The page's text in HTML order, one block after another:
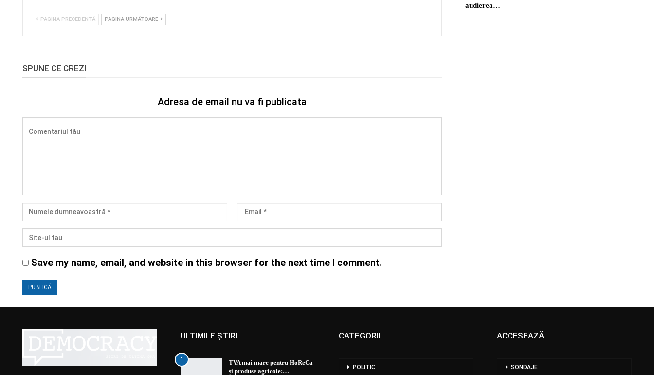
PAGINA PRECEDENTĂ PAGINA URMĂTOARE
SPUNE CE CREZI
Adresa de email nu va fi publicata
Save my name, email, and website in this browser for the next time I comment.
audierea…
ULTIMILE ȘTIRI
1
TVA mai mare pentru HoReCa
și produse agricole:…
CATEGORII
POLITIC
ACCESEAZĂ
SONDAJE